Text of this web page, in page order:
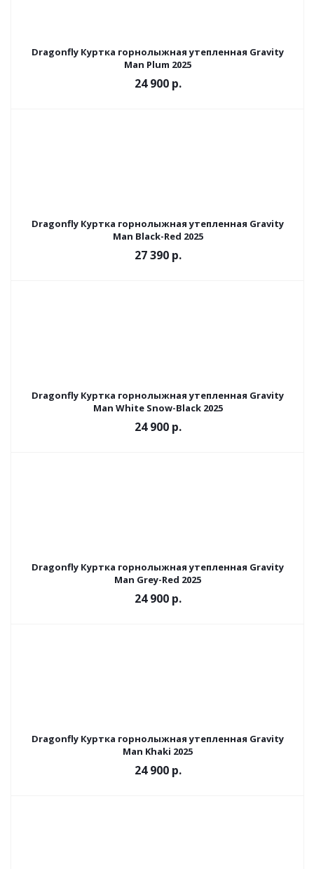
Dragonfly Куртка горнолыжная утепленная Gravity
Man Plum 2025
24 900 р.
Dragonfly Куртка горнолыжная утепленная Gravity
Man Black-Red 2025
27 390 р.
Dragonfly Куртка горнолыжная утепленная Gravity
Man White Snow-Black 2025
24 900 р.
Dragonfly Куртка горнолыжная утепленная Gravity
Man Grey-Red 2025
24 900 р.
Dragonfly Куртка горнолыжная утепленная Gravity
Man Khaki 2025
24 900 р.